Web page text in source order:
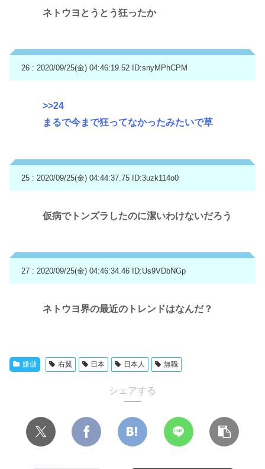
ネトウヨとうとう狂ったか
26 : 2020/09/25(金) 04:46:19.52 ID:snyMPhCPM
>>24
まるで今まで狂ってなかったみたいで草
25 : 2020/09/25(金) 04:44:37.75 ID:3uzk114o0
仮病でトンズラしたのに潔いわけないだろう
27 : 2020/09/25(金) 04:46:34.46 ID:Us9VDbNGp
ネトウヨ界の最近のトレンドはなんだ？
嫌儲 右翼 日本 日本人 無職
シェアする